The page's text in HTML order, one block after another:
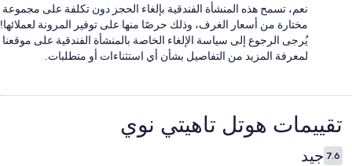
نعم، تسمح هذه المنشأة الفندقية بإلغاء الحجز دون تكلفة على مجموعة
مختارة من أسعار الغرف، وذلك حرصًا منها على توفير المرونة لعملائها!
يُرجى الرجوع إلى سياسة الإلغاء الخاصة بالمنشأة الفندقية على موقعنا
لمعرفة المزيد من التفاصيل بشأن أي استثناءات أو متطلبات.
التقييمات
تقييمات ⁦هوتل تاهيتي نوي⁩
7.6 جيد